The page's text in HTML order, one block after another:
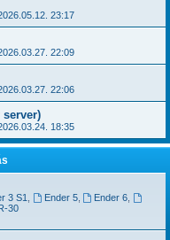
23:17
22:09
22:06
server)
18:35
3 S1 Ender 5, Ender 6
30